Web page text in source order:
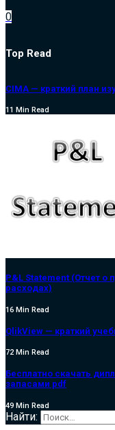
0
Top Read
CIMA — краткий план
11 Min Read
P&L Statement (Отчет о
расходах)
16 Min Read
QlikView — краткий
72 Min Read
Бесплатно скачать
запасами pdf
49 Min Read
Найти: